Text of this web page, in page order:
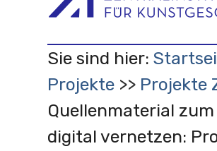
Sie sind hier:
Projekte
Projekte
Quellenmaterial
digital vernetzen: